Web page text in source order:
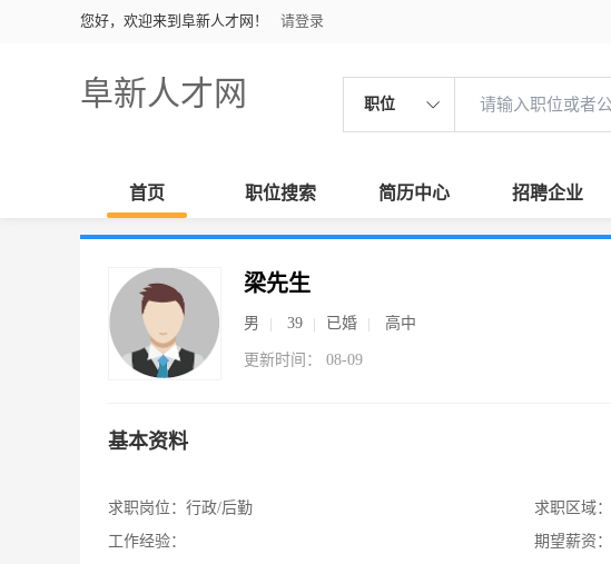
您好，欢迎来到阜新人才网！ 请登录
阜新人才网 职位
首页 职位搜索 简历中心 招聘企业
梁先生
男 39 已婚 高中
更新时间： 08-09
基本资料
求职岗位： 行政/后勤
工作经验：
求职区域：
期望薪资：